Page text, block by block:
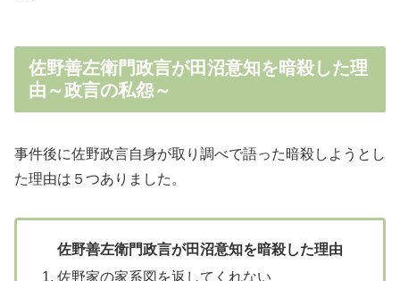
佐野善左衛門政言が田沼意知を暗殺した理
由～政言の私怨～
事件後に佐野政言自身が取り調べで語った暗殺しようとし
た理由は５つありました。
佐野善左衛門政言が田沼意知を暗殺した理由
佐野家の家系図を返してくれない